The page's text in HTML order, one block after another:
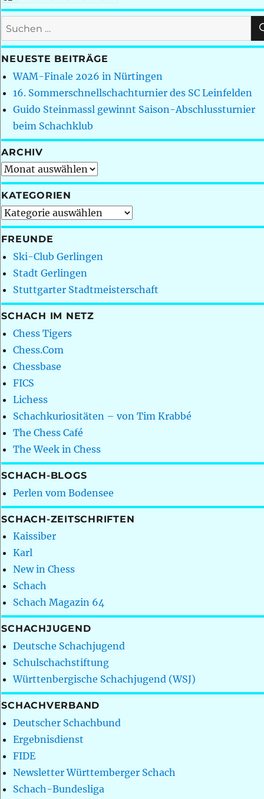
Suchen
nach:
NEUESTE BEITRÄGE
WAM-Finale 2026 in Nürtingen
16. Sommerschnellschachturnier des SC Leinfelden
Guido Steinmassl gewinnt Saison-Abschlussturnier
beim Schachklub
ARCHIV
Archiv
KATEGORIEN
Kategorien
FREUNDE
Ski-Club Gerlingen
Stadt Gerlingen
Stuttgarter Stadtmeisterschaft
SCHACH IM NETZ
Chess Tigers
Chess.Com
Chessbase
FICS
Lichess
Schachkuriositäten – von Tim Krabbé
The Chess Café
The Week in Chess
SCHACH-BLOGS
Perlen vom Bodensee
SCHACH-ZEITSCHRIFTEN
Kaissiber
Karl
New in Chess
Schach
Schach Magazin 64
SCHACHJUGEND
Deutsche Schachjugend
Schulschachstiftung
Württenbergische Schachjugend (WSJ)
SCHACHVERBAND
Deutscher Schachbund
Ergebnisdienst
FIDE
Newsletter Württemberger Schach
Schach-Bundesliga